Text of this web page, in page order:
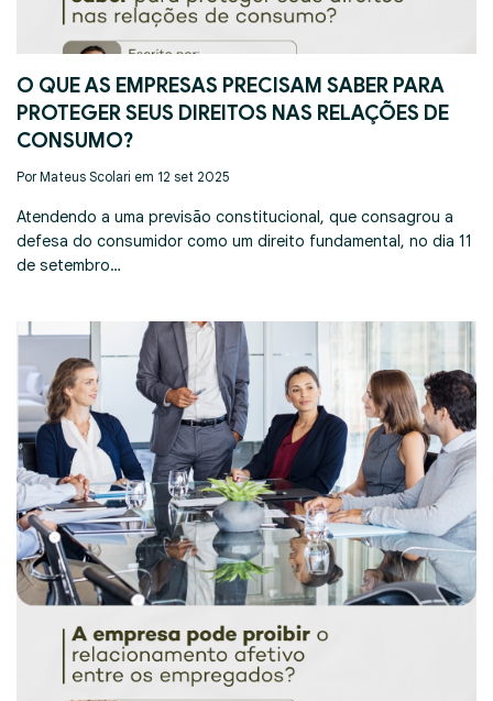
O QUE AS EMPRESAS PRECISAM SABER PARA
PROTEGER SEUS DIREITOS NAS RELAÇÕES DE
CONSUMO?
Por Mateus Scolari em 12 set 2025
Atendendo a uma previsão constitucional, que consagrou a
defesa do consumidor como um direito fundamental, no dia 11
de setembro…